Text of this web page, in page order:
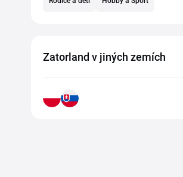
Zatorland v jiných zemích